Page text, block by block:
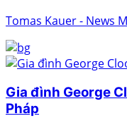
Tomas Kauer - News
Gia đình George
Pháp